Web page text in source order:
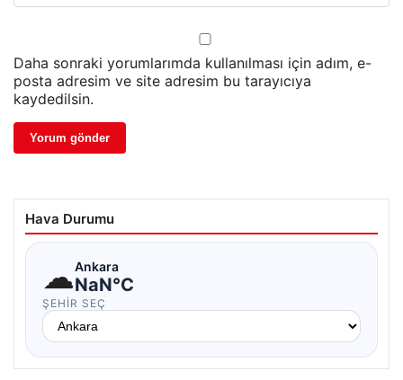
Daha sonraki yorumlarımda kullanılması için adım, e-
posta adresim ve site adresim bu tarayıcıya
kaydedilsin.
Hava Durumu
☁Ankara
NaN°C
ŞEHIR SEÇ